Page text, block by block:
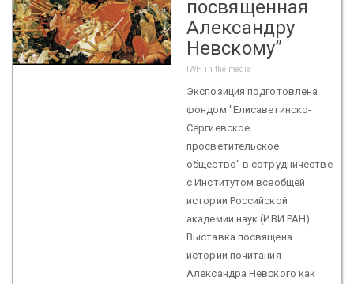
посвященная
Александру
Невскому”
IWH in the media
Экспозиция подготовлена
фондом "Елисаветинско-
Сергиевское
просветительское
общество" в сотрудничестве
с Институтом всеобщей
истории Российской
академии наук (ИВИ РАН).
Выставка посвящена
истории почитания
Александра Невского как